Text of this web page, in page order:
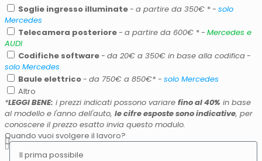
Soglie ingresso illuminate- a partire da 350€ * - solo
Mercedes
Telecamera posteriore- a partire da 600€ * - Mercedes e
AUDI
Codifiche software- da 20€ a 350€ in base alla codifica-
solo Mercedes
Baule elettrico- da 750€ a 850€* - solo Mercedes
Altro
*LEGGI BENE: i prezzi indicati possono variare fino al 40% in base
al modello e l'anno dell'auto, le cifre esposte sono indicative, per
conoscere il prezzo esatto invia questo modulo.
Quando vuoi svolgere il lavoro?